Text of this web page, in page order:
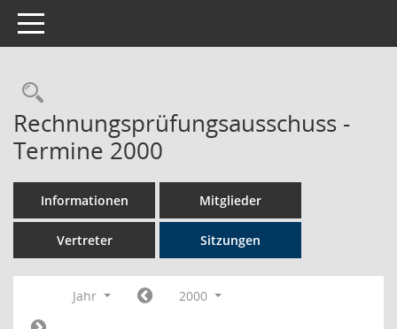
Toggle navigation
Rechercheauswahl
Rechnungsprüfungsausschuss -
Termine 2000
Informationen Mitglieder
Vertreter Sitzungen
Jahr 2000